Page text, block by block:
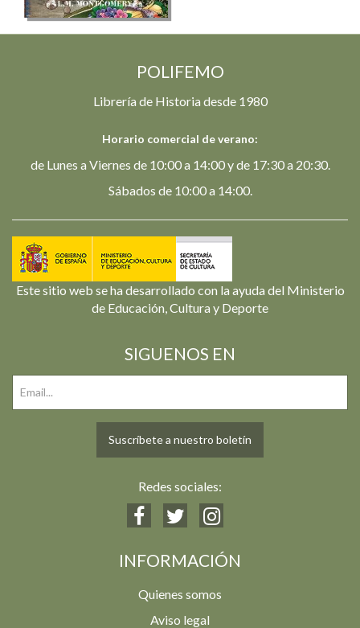
POLIFEMO
Librería de Historia desde 1980
Horario comercial de verano:
de Lunes a Viernes de 10:00 a 14:00 y de 17:30 a 20:30.
Sábados de 10:00 a 14:00.
Este sitio web se ha desarrollado con la ayuda del Ministerio
de Educación, Cultura y Deporte
SIGUENOS EN
Suscríbete a nuestro boletín
Redes sociales:
INFORMACIÓN
Quienes somos
Aviso legal